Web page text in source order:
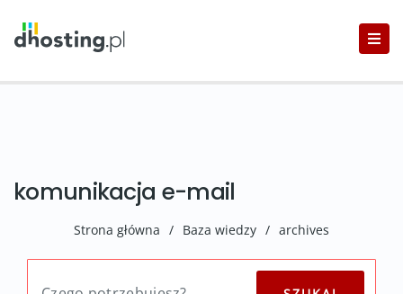
komunikacja e-mail
Strona główna / Baza wiedzy / archives